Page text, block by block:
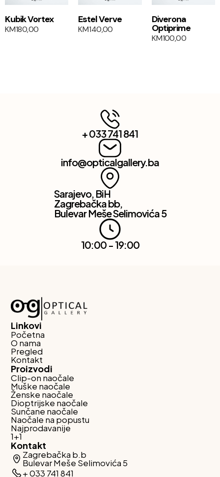
Kubik Vortex
KM180,00
Estel Verve
KM140,00
Diverona
Optiprime
KM100,00
+ 033 741 841
info@opticalgallery.ba
Sarajevo, BiH
Zagrebačka bb,
Bulevar Meše Selimovića 5
10:00 - 19:00
Linkovi
Početna
O nama
Pregled
Kontakt
Proizvodi
Clip-on naočale
Muške naočale
Ženske naočale
Dioptrijske naočale
Sunčane naočale
Naočale na popustu
Najprodavanije
1+1
Kontakt
Zagrebačka b.b
Bulevar Meše Selimovića 5
+ 033 741 841